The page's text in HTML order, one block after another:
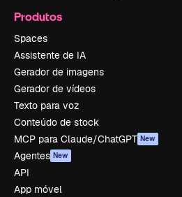
Produtos
Spaces
Assistente de IA
Gerador de imagens
Gerador de vídeos
Texto para voz
Conteúdo de stock
MCP para Claude/ChatGPT New
Agentes New
API
App móvel